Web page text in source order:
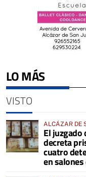
LO MÁS
VISTO
ALCÁZAR DE
El juzgado
decreta
cuatro
en